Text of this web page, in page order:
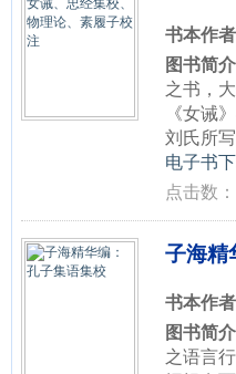
书本作者
图书简介
之书，
《女诫
刘氏所
电子书
点击数
子海精
书本作者
图书简介
之语言